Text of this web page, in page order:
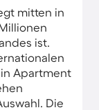
mitten in
ist.
Apartment
Die